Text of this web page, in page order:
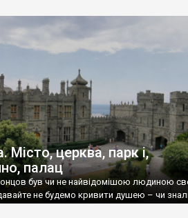
Місто, церква, парк і,
палац
був чи не найвідомішою людиною
не будемо кривити душею – чи